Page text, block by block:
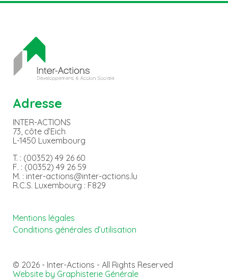
Adresse
INTER-ACTIONS
73, côte d’Eich
L-1450 Luxembourg
T. : (00352) 49 26 60
F. : (00352) 49 26 59
M. : inter-actions@inter-actions.lu
R.C.S. Luxembourg : F829
Mentions légales
Conditions générales d’utilisation
© 2026 - Inter-Actions - All Rights Reserved
Website by Graphisterie Générale